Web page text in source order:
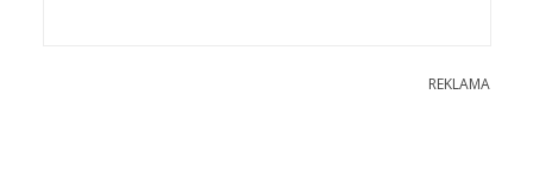
REKLAMA